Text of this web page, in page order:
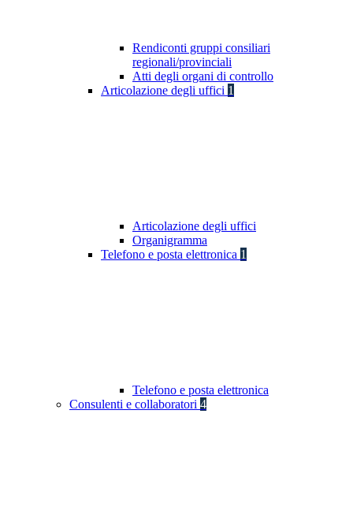
Rendiconti gruppi consiliari
regionali/provinciali
Atti degli organi di controllo
Articolazione degli uffici 1
Articolazione degli uffici
Organigramma
Telefono e posta elettronica 1
Telefono e posta elettronica
Consulenti e collaboratori 4